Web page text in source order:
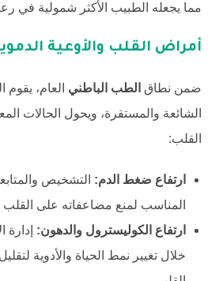
مما يجعله الطبيب الأكثر شمولية في
أمراض القلب والأوعية
ضمن نطاق الطب الباطني العام، يقوم
الشائعة والمستقرة، ويحول الحالات
القلب:
ارتفاع ضغط الدم: التشخيص
المناسب لمنع مضاعفاته على القلب
ارتفاع الكوليسترول والدهون:
خلال تغيير نمط الحياة والأدوية